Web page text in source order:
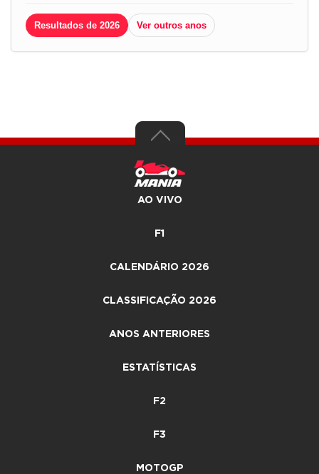
Resultados de 2026 Ver outros anos
AO VIVO
F1
CALENDÁRIO 2026
CLASSIFICAÇÃO 2026
ANOS ANTERIORES
ESTATÍSTICAS
F2
F3
MOTOGP